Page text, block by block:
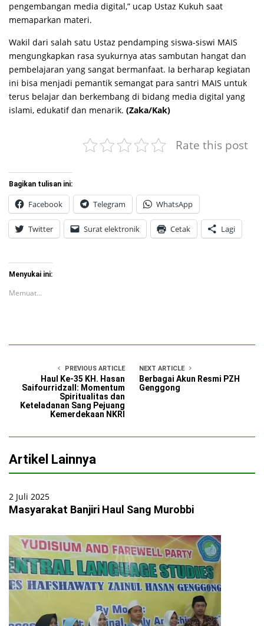
pengembangan media digital,” ucap Ustaz Kukuh saat
memaparkan materi.
Wakil dari salah satu Ustaz pendamping siswa-siswi MAIS
mengungkapkan rasa syukurnya atas sambutan hangat dan
pembelajaran yang sangat bermanfaat. Ia berharap kegiatan
ini bisa menjadi pemantik semangat para santri MAIS untuk
terus belajar dan berkembang di bidang media digital yang
islami, edukatif dan menarik. (Zaka/Kak)
Rate this post
Bagikan tulisan ini:
Facebook Telegram WhatsApp
Twitter Surat elektronik Cetak Lagi
Menyukai ini:
Memuat...
PREVIOUS ARTICLE
Haul Ke-35 KH. Hasan
Saifourridzall: Momentum
Spiritualitas dan
Keteladanan Sang Pejuang
Kemerdekaan NKRI
NEXT ARTICLE
Berbagai Akun Resmi PZH
Genggong
Artikel Lainnya
2 Juli 2025
Masyarakat Banjiri Haul Sang Murobbi